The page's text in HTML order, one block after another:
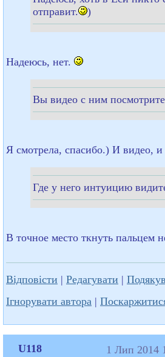
отправит.
)
Надеюсь, нет.
Вы видео с ним
Я смотрела, спасибо.) И видео,
Где у него интуицию
В точное место ткнуть пальцем
Відповісти | Редагувати |
Ігнорувати автора |
U118
1 Лип 2014